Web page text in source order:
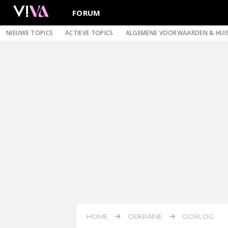
FORUM
NIEUWE TOPICS ACTIEVE TOPICS ALGEMENE VOORWAARDEN &
HOME OEKRAÏNE OORLOG